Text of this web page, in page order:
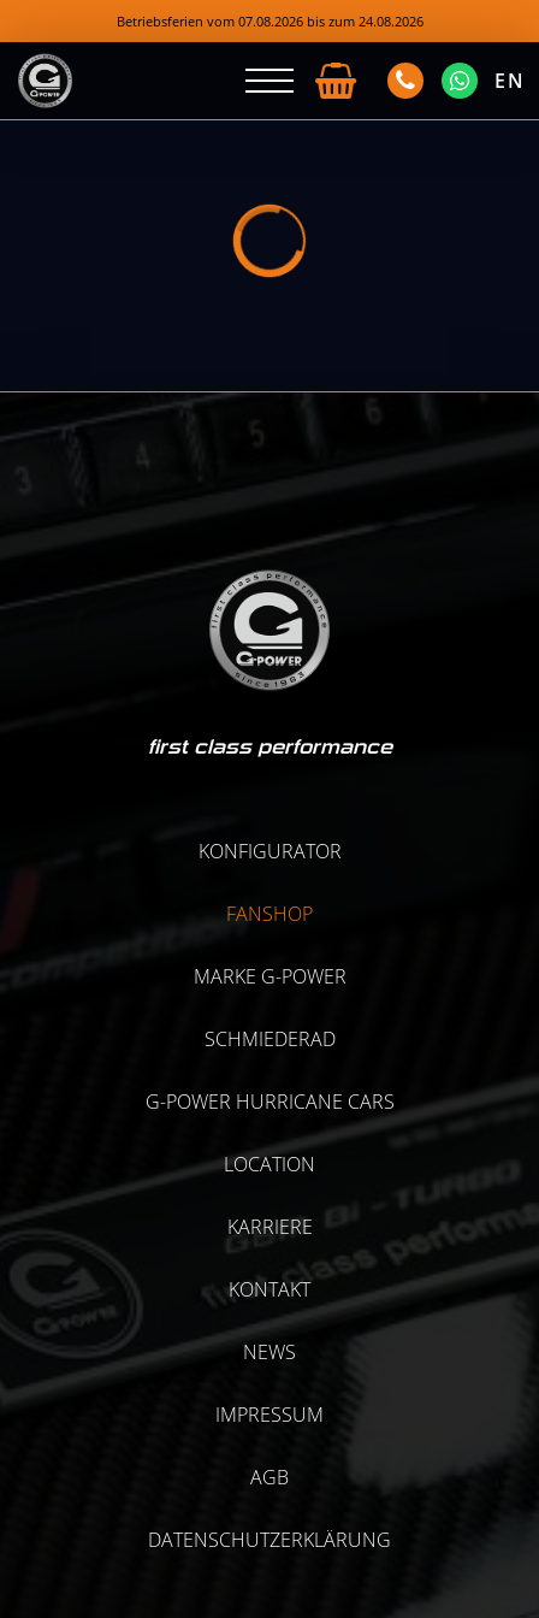
Betriebsferien vom 07.08.2026 bis zum 24.08.2026
EN
first class performance
KONFIGURATOR
FANSHOP
MARKE G-POWER
SCHMIEDERAD
G-POWER HURRICANE CARS
LOCATION
KARRIERE
KONTAKT
NEWS
IMPRESSUM
AGB
DATENSCHUTZERKLÄRUNG